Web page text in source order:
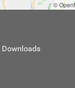
©
Downloads